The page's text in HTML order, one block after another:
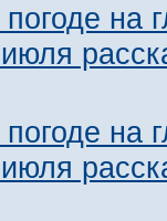
на
на